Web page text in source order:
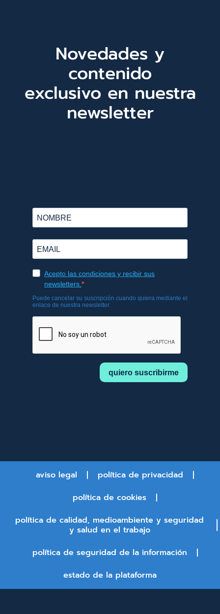
Novedades y
contenido
exclusivo en nuestra
newsletter
aviso legal
política de privacidad
política de cookies
política de calidad, medioambiente y seguridad
y salud en el trabajo
política de seguridad de la información
estado de la plataforma